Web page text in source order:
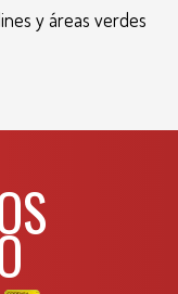
y áreas verdes